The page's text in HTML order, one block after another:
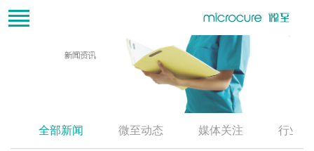
全部新闻 微至动态 媒体关注 行业资